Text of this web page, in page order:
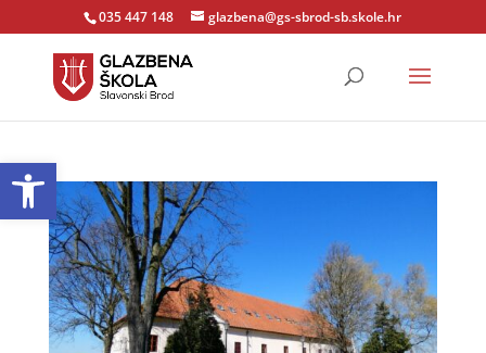
Open toolbar
035 447 148 glazbena@gs-sbrod-sb.skole.hr